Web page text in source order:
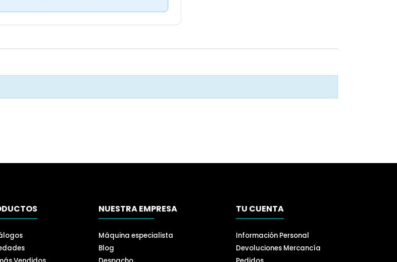
NUESTRA EMPRESA
Máquina especialista
Blog
TU CUENTA
Información Personal
Devoluciones Mercancía